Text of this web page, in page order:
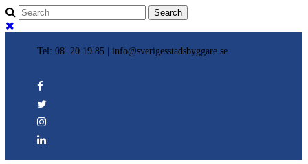
Tel: 08−20 19 85 | info@sverigesstadsbyggare.se